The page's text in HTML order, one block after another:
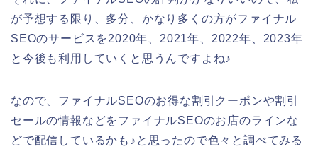
が予想する限り、多分、かなり多くの方がファイナル
SEOのサービスを2020年、2021年、2022年、2023年
と今後も利用していくと思うんですよね♪
なので、ファイナルSEOのお得な割引クーポンや割引
セールの情報などをファイナルSEOのお店のラインな
どで配信しているかも♪と思ったので色々と調べてみる